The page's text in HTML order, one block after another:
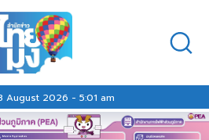
August 2026 - 5:01 am